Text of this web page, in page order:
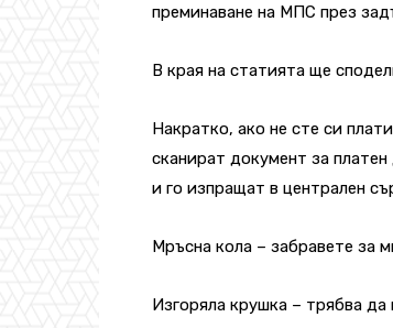
преминаване на МПС през
В края на статията ще
Накратко, ако не сте си
сканират документ за платен
и го изпращат в централен
Мръсна кола – забравете за
Изгоряла крушка – трябва